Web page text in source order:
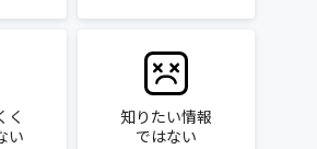
く
い
知りたい情報
ではない